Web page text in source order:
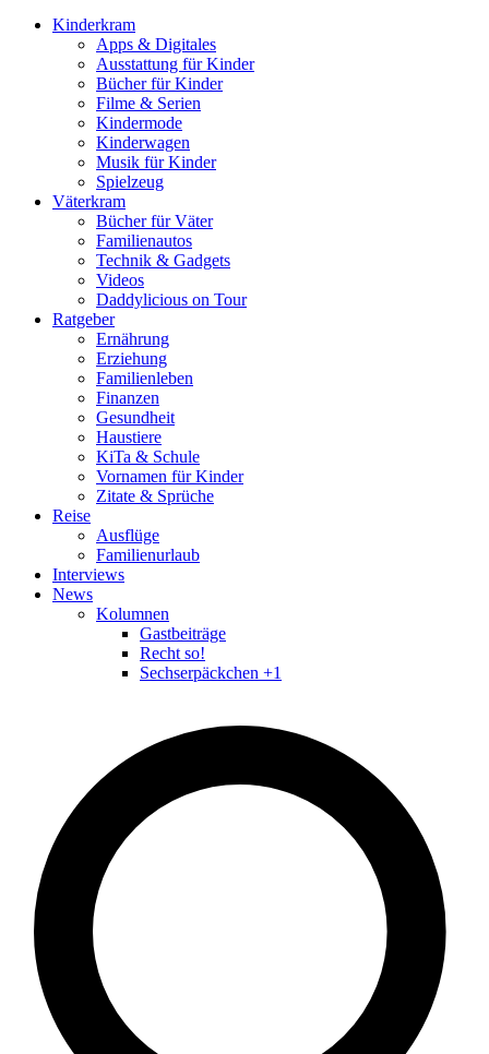
Kinderkram
Apps & Digitales
Ausstattung für Kinder
Bücher für Kinder
Filme & Serien
Kindermode
Kinderwagen
Musik für Kinder
Spielzeug
Väterkram
Bücher für Väter
Familienautos
Technik & Gadgets
Videos
Daddylicious on Tour
Ratgeber
Ernährung
Erziehung
Familienleben
Finanzen
Gesundheit
Haustiere
KiTa & Schule
Vornamen für Kinder
Zitate & Sprüche
Reise
Ausflüge
Familienurlaub
Interviews
News
Kolumnen
Gastbeiträge
Recht so!
Sechserpäckchen +1